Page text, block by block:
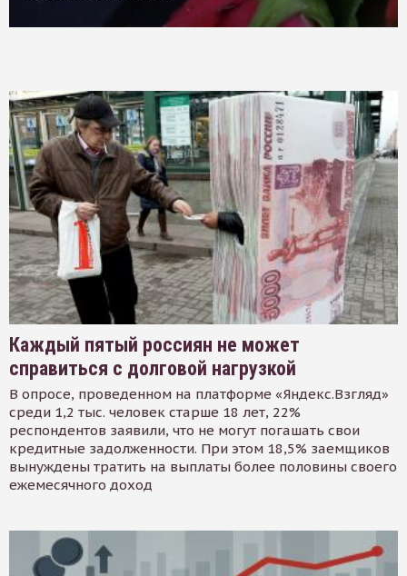
Каждый пятый россиян не может
справиться с долговой нагрузкой
В опросе, проведенном на платформе «Яндекс.Взгляд»
среди 1,2 тыс. человек старше 18 лет, 22%
респондентов заявили, что не могут погашать свои
кредитные задолженности. При этом 18,5% заемщиков
вынуждены тратить на выплаты более половины своего
ежемесячного доход